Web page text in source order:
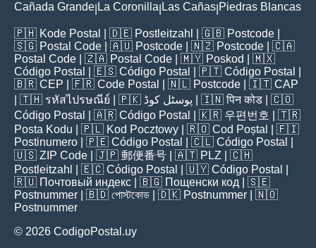
Cañada Grande La Coronilla Las Cañas Piedras Blancas
🇵🇭 Kode Postal | 🇩🇪 Postleitzahl | 🇬🇧 Postcode
🇸🇬 Postal Code | 🇦🇺 Postcode | 🇳🇿 Postcode | 🇨🇦
Postal Code | 🇿🇦 Postal Code | 🇲🇾 Poskod
| 🇲🇽
Código Postal
| 🇪🇸 Código Postal | 🇵🇹 Código Postal
🇧🇷 CEP | 🇫🇷 Code Postal | 🇳🇱 Postcode | 🇮🇹 CAP
| 🇹🇭 รหัสไปรษณีย์ | 🇵🇰 پوسٹل کوڈ | 🇮🇳पिन कोड | 🇨🇴
Código Postal
| 🇦🇷 Código Postal | 🇰🇷 우편번호
| 🇹🇷
Posta Kodu | 🇵🇱 Kod Pocztowy | 🇷🇴 Cod Poștal
| 🇫🇮
Postinumero | 🇵🇪 Código Postal | 🇨🇱 Código Postal
🇺🇸 ZIP Code | 🇯🇵 郵便番号 | 🇦🇹 PLZ | 🇨🇭
Postleitzahl
| 🇪🇨 Código Postal | 🇺🇾 Código Postal
🇷🇺 Почтовый индекс | 🇧🇬 Пощенски код | 🇸🇪
Postnummer | 🇧🇩 পোস্টকোড | 🇩🇰 Postnummer | 🇳🇴
Postnummer
© 2026 CodigoPostal.uy